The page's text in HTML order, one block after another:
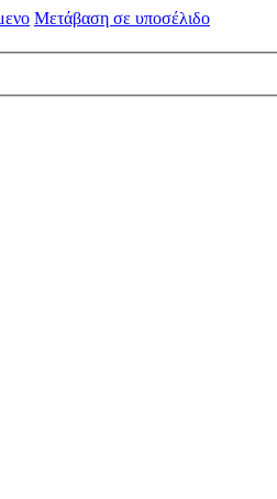
Μετάβαση σε υποσέλιδο